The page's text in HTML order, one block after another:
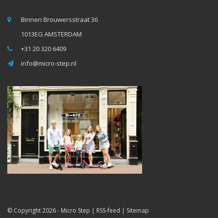
Binnen Brouwersstraat 36
1013EG AMSTERDAM
+31 20 320 6409
info@micro-step.nl
© Copyright 2026 - Micro Step | RSS-feed | Sitemap